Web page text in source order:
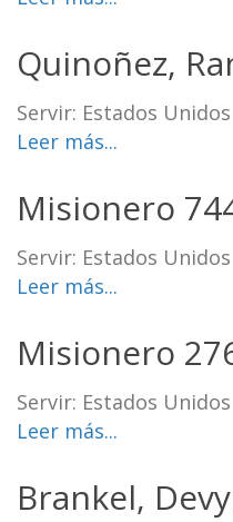
Quinoñez,
Servir: Estados Unidos
Leer más...
Misionero
Servir: Estados Unidos
Leer más...
Misionero
Servir: Estados Unidos
Leer más...
Brankel,